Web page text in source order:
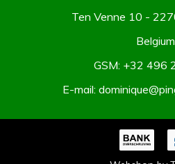
Ten Venne 10 -
Belgium
GSM: +32 496
E-mail: